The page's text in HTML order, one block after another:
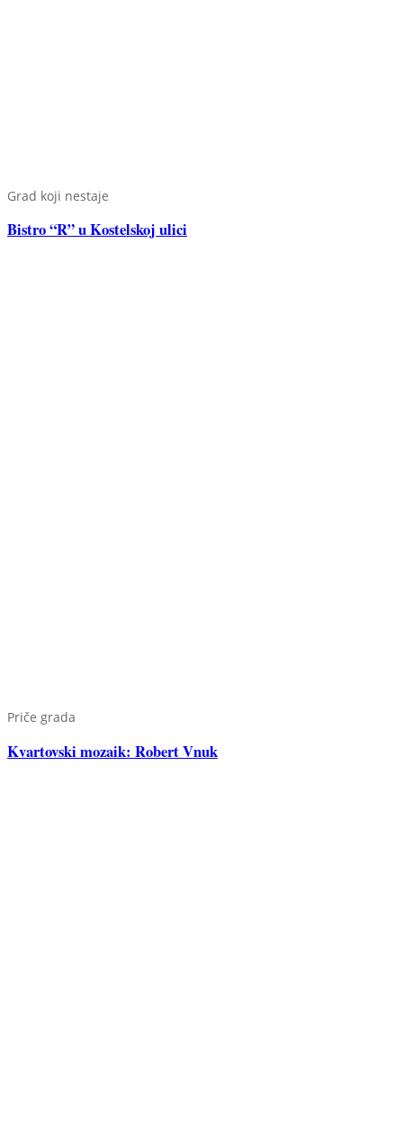
Grad koji nestaje
Bistro “R” u Kostelskoj ulici
Priče grada
Kvartovski mozaik: Robert Vnuk